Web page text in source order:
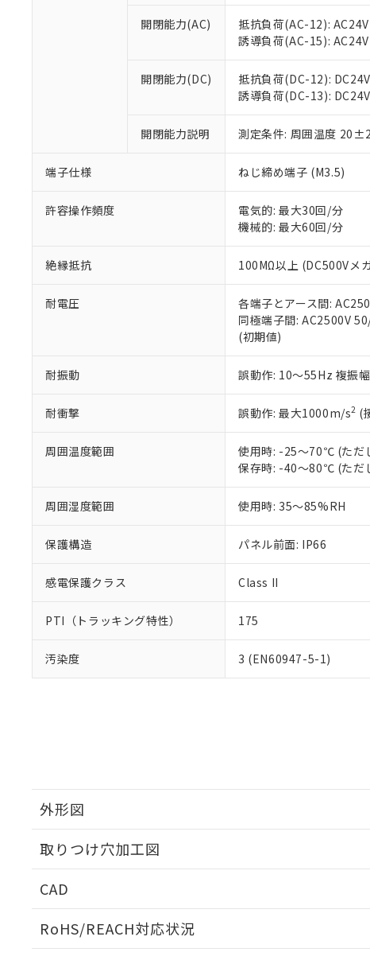
開閉能力(AC)
抵抗負荷(AC-12):
誘導負荷(AC-15):
開閉能力(DC)
抵抗負荷(DC-12):
誘導負荷(DC-13):
開閉能力説明 測定条件: 周囲温度
端子仕様 ねじ締め端子 (M3.5)
許容操作頻度
電気的: 最大30回/分
機械的: 最大60回/分
絶縁抵抗 100MΩ以上 (DC500Vメ
耐電圧
各端子とアース間:
同極端子間: AC2500V
(初期値)
耐振動 誤動作: 10～55Hz 複振
耐衝撃 誤動作: 最大1000m/s2 (
周囲温度範囲
使用時: -25～70℃ (ただ
保存時: -40～80℃ (ただ
周囲湿度範囲 使用時: 35～85%RH
保護構造 パネル前面: IP66
感電保護クラス Class II
PTI（トラッキング特性） 175
汚染度 3 (EN60947-5-1)
外形図
取りつけ穴加工図
CAD
RoHS/REACH対応状況
本サービスは
くものです。
当社制御機器
のであり、閲覧
い。
正式な納期状況
当社販売員に
オムロン制御機
在庫状況および
マイパーツ機能
ている必要があ
お客様が当ウェ
さい。
※当社の共同利
いる法人を指し
*EU RoHS指令（10物質）：
鉛(Pb) 1000ppm以下、 水
六価クロム(Cr(Ⅵ))
但し、RoHS指令で産業用
フタル酸エステル類の４物
※2 対応予定月
部品在庫の切り替え
※3 非含有証明書
下記の非含有証明書
EU RoHS指令（10物
51物質の非含有証明
※本証明書は発行日
また、RoHS指令の
混在することから備
り割愛しております。
「－」：未確認です
*中国RoHS10物質の基準値
Pb(鉛) :1000ppm、 Hg(水
Cr(Ⅵ)(六価クロム) :
DBP(フタル酸ジブチル) :
DEHP(フタル酸ビス(2-エ
※2 環境保護使用
「ｅ」：有害物質（
「10」：通常の使用
味します。
当社は、これら
う）を輸出また
当社は規制貨
ます。
当社は貴社製品
当社は、貴社製
また当社は、販
たしません。
記
号
説明
○ 一定数以上
△ 一定数には
－
在庫なし(
機器販売店
空
白
受注生産機